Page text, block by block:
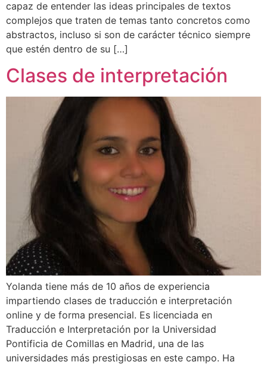
capaz de entender las ideas principales de textos
complejos que traten de temas tanto concretos como
abstractos, incluso si son de carácter técnico siempre
que estén dentro de su […]
Clases de interpretación
Yolanda tiene más de 10 años de experiencia
impartiendo clases de traducción e interpretación
online y de forma presencial. Es licenciada en
Traducción e Interpretación por la Universidad
Pontificia de Comillas en Madrid, una de las
universidades más prestigiosas en este campo. Ha